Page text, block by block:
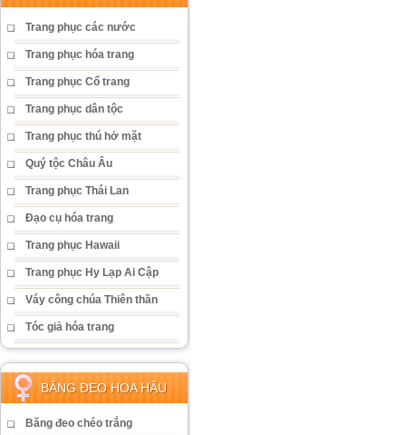
Trang phục các nước
Trang phục hóa trang
Trang phục Cổ trang
Trang phục dân tộc
Trang phục thú hở mặt
Quý tộc Châu Âu
Trang phục Thái Lan
Đạo cụ hóa trang
Trang phục Hawaii
Trang phục Hy Lạp Ai Cập
Váy công chúa Thiên thần
Tóc giả hóa trang
BĂNG ĐEO HOA HẬU
Băng đeo chéo trắng